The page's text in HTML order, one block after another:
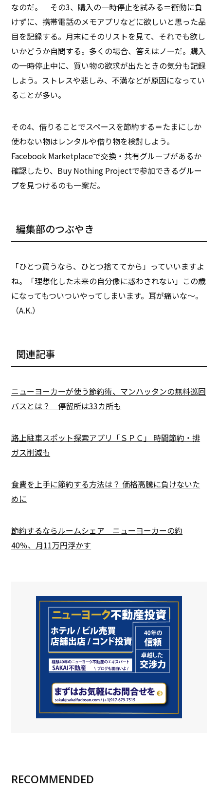
なのだ。 その3、購入の一時停止を試みる＝衝動に負
けずに、携帯電話のメモアプリなどに欲しいと思った品
目を記録する。月末にそのリストを見て、それでも欲し
いかどうか自問する。多くの場合、答えはノーだ。購入
の一時停止中に、買い物の欲求が出たときの気分も記録
しよう。ストレスや悲しみ、不満などが原因になってい
ることが多い。
その4、借りることでスペースを節約する＝たまにしか
使わない物はレンタルや借り物を検討しよう。
Facebook Marketplaceで交換・共有グループがあるか
確認したり、Buy Nothing Projectで参加できるグルー
プを見つけるのも一案だ。
編集部のつぶやき
「ひとつ買うなら、ひとつ捨ててから」っていいますよ
ね。「理想化した未来の自分像に惑わされない」この歳
になってもついついやってしまいます。耳が痛いな〜。
（A.K.）
関連記事
ニューヨーカーが使う節約術、マンハッタンの無料巡回
バスとは？ 停留所は33カ所も
路上駐車スポット探索アプリ「ＳＰＣ」 時間節約・排
ガス削減も
食費を上手に節約する方法は？ 価格高騰に負けないた
めに
節約するならルームシェア ニューヨーカーの約
40％、月11万円浮かす
RECOMMENDED